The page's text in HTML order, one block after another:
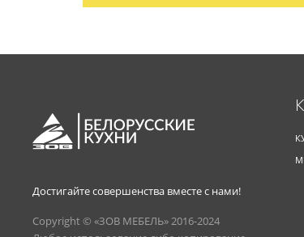
Достигайте совершенства вместе с нами!
Copyright © «ЗОВ МЕБЕЛЬ» 2016-2024